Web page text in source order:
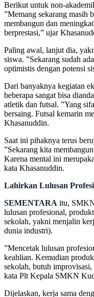
Berikut untuk non-
”Memang sekarang masih
membangun dan
berprestasi,” ujar
Paling awal, lanjut dia,
siswa. ”Sekarang sudah
optimistis dengan potensi
Dari banyaknya kegiatan
beberapa sangat bisa
atletik dan futsal. ”Yang
bersaing. Futsal kemarin
Khasanuddin.
Saat ini pihaknya terus
”Sekarang kita
Karena mental ini
kata Khasanuddin.
Lahirkan Lulusan
SEMENTARA itu,
lulusan profesional,
sekolah, yakni menjalin
dunia industri).
”Mencetak lulusan
keahlian. Kemudian
sekolah, butuh
kata Plt Kepala SMKN
Dijelaskan, kerja sama